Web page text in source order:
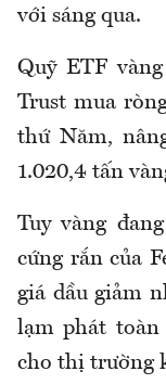
với sáng qua.
Quỹ ETF
Trust mua
thứ Năm,
1.020,4 tấn
Tuy vàng
cứng rắn của
giá dầu giảm
lạm phát
cho thị trường